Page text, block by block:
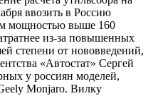
ввозить в Россию
мощностью выше 160
из-за повышенных
степени от нововведений,
«Автостат» Сергей
у россиян моделей,
Monjaro. Вилку